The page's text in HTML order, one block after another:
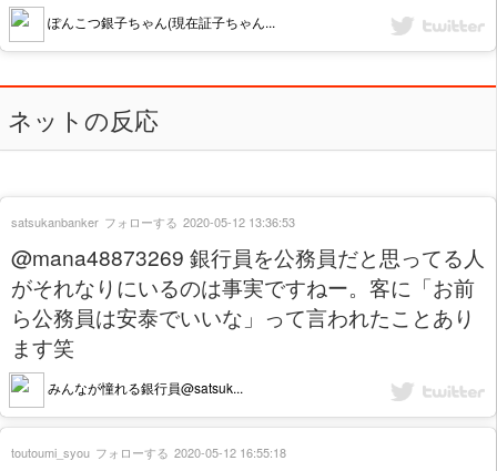
ぽんこつ銀子ちゃん(現在証子ちゃん...
ネットの反応
@mana48873269 銀行員を公務員だと思ってる人
がそれなりにいるのは事実ですねー。客に「お前
ら公務員は安泰でいいな」って言われたことあり
ます笑
みんなが憧れる銀行員@satsuk...
satsukanbanker フォローする 2020-05-12 13:36:53
toutoumi_syou フォローする 2020-05-12 16:55:18